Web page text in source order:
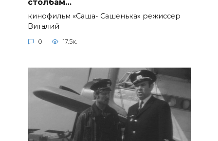
кинофильм «Саша- Сашенька» режиссер
Виталий
0 17.5к.